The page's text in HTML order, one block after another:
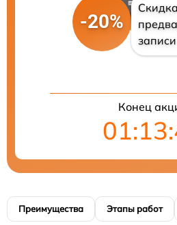
-20%
Конец
Преимущества Этапы работ